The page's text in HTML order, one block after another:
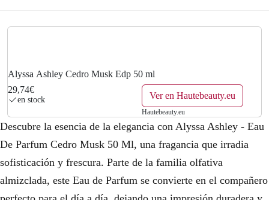
Alyssa Ashley Cedro Musk Edp 50 ml
29,74€
en stock Ver en Hautebeauty.eu
Hautebeauty.eu
Descubre la esencia de la elegancia con Alyssa Ashley - Eau
De Parfum Cedro Musk 50 Ml, una fragancia que irradia
sofisticación y frescura. Parte de la familia olfativa
almizclada, este Eau de Parfum se convierte en el compañero